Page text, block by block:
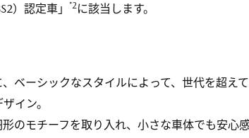
）認定車」
*2に該当します。
ベーシックなスタイルによって、世代を超え
イン。
のモチーフを取り入れ、小さな車体でも安心